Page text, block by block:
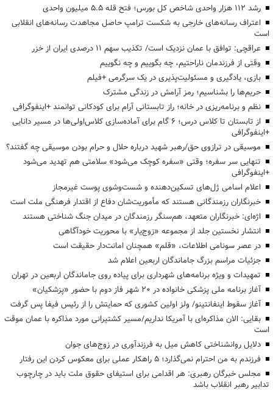
رشد ۱۱۲ هزار واحدی شاخص کل بورس؛ فتح قله ۵.۵ میلیون واحدی
اعتراف رسانه‌های خارجی به شکست ترامپ حاصل مجاهدت رسانه‌های انقلابی
است
عراقچی: توافق با عمان نزدیک است/ تکذیب سهم ۱۱ درصدی ایران از خزر
وقتی از فرزندمان ناراحتیم، چه بگوییم و چه نگوییم
بازی، یادگیری و مسئولیت‌پذیری در یک سرگرمی +فیلم
حریم‌ها را بشناسیم؛ رمز آرامش در زندگی مشترک
نظم و برنامه‌ریزی در خانه؛ راز تابستانی آرام برای کودکانی توانمند +اینفوگرافی
از تابستان تا کلاس درس؛ ۶ گام برای آماده‌سازی کلاس‌اولی‌ها در مسیر دانایی
+اینفوگرافی
موسیقی در ترازوی حق/رهبر شهید درباره حلال و حرام بودن موسیقی چه گفتند؟
تنهایی سر سفره؛ وقتی «سفره کوچک می‌شود» سلامتی هم تهدید می‌شود
+اینفوگرافی
اعلام اسامی ژل‌های تسکین‌دهنده و شست‌وشوی پوست غیرمجاز
خبرنگاران رزمندگانی هستند که مأموریت‌شان دفاع از اقتدار فرهنگی ملت است
اژه‌ای: خبرنگاران متعهد، هم‌سنگر رزمندگان در میدان جنگ شناختی هستند
انتشار نخستین جلد از مجموعه «زوج‌یار» با محوریت خودآگاهی
در عصر سونامی اطلاعات، «قلم» همچنان امانت‌دار حقیقت است
جزئیات مراسم بزرگ جاماندگان اربعین اعلام شد
تمهیدات و ویژه برنامه‌های شهرداری برای پیاده روی جاماندگان اربعین در تهران
آغاز برنامه ملی پزشکی خانواده در ۲۰ شهر فاز دوم با حضور «پزشکیان»
آغاز سقوط اینفانتینو/ ولز اولین کشوری که حمایتش را از رئیس فیفا پس گرفت
بقایی: الان مذاکره‌ای با آمریکا نداریم/مسیر کشتیرانی مورد مذاکره با عمان موقت
است
دلایل روانشناختی کاهش میل به فرزندآوری در زوج‌های جوان
فرزندم به من احترام نمی‌گذارد؛ ۵ راهکار عملی برای معکوس کردن این رفتار
مجلس خبرگان رهبری: هر اقدامی برای استیفای حقوق ملت باید در چارچوب
تدابیر رهبر انقلاب باشد